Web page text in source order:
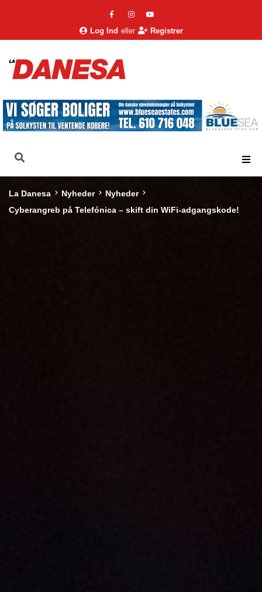
Log Ind eller Registrer
La Danesa Nyheder
Nyheder
Cyberangreb på Telefónica – skift din WiFi-adgangskode!